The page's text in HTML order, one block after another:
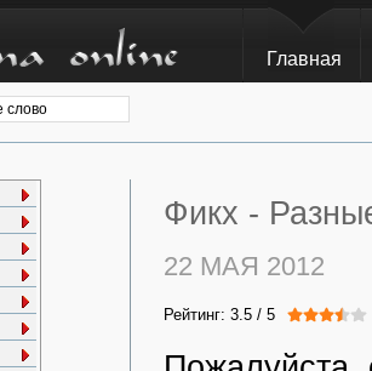
Главная
Фикх -
22 МАЯ 2012
Рейтинг: 3.5 / 5